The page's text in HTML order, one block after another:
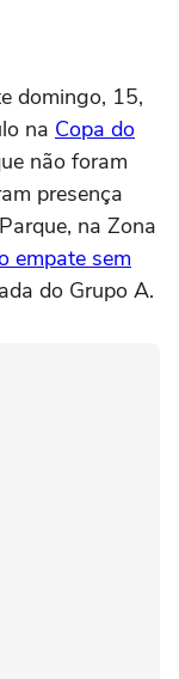
domingo, 15,
na Copa do
não foram
presença
na Zona
empate sem
do Grupo A.